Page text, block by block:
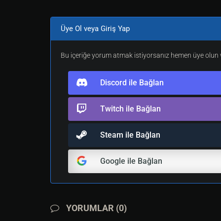
src.go delucia
src.sysmessage @07a1,3 <src.name>
return
1
Üye Ol veya Giriş Yap
Bu içeriğe yorum atmak istiyorsanız hemen üye olun
Discord ile Bağlan
Twitch ile Bağlan
Steam ile Bağlan
Google ile Bağlan
YORUMLAR (0)